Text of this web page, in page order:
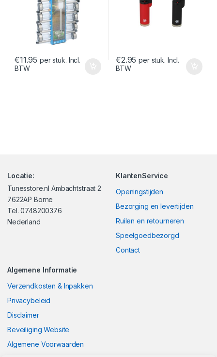
€11.95 per stuk. Incl.
BTW
€2.95 per stuk. Incl.
BTW
Locatie:
Tunesstore.nl Ambachtstraat 2
7622AP Borne
Tel. 0748200376
Nederland
KlantenService
Openingstijden
Bezorging en levertijden
Ruilen en retourneren
Speelgoedbezorgd
Contact
Algemene Informatie
Verzendkosten & Inpakken
Privacybeleid
Disclaimer
Beveiliging Website
Algemene Voorwaarden